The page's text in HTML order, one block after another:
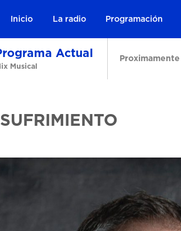
Inicio La radio Programación
Actual
Musical
Proximamente